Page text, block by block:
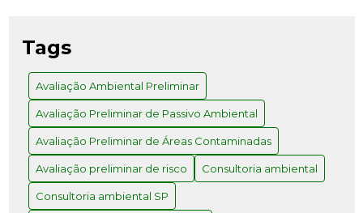
Caminho para Decisões Assertivas
Avaliação Preliminar: Como Realizar e Quais os
Benefícios para Seu Projeto
Como a Consultoria Ambiental em SP Pode
Transformar Seu Negócio
Tags
Avaliação Ambiental Preliminar
Avaliação Preliminar de Passivo Ambiental
Avaliação Preliminar de Áreas Contaminadas
Avaliação preliminar de risco Consultoria ambiental
Consultoria ambiental SP